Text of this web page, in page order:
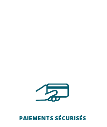
PAIEMENTS SÉCURISÉS